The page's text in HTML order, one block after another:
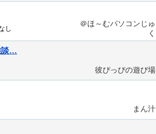
し
＠ほ～むパソコンじゅ
く
談…
彼ぴっぴの遊び場
まん汁